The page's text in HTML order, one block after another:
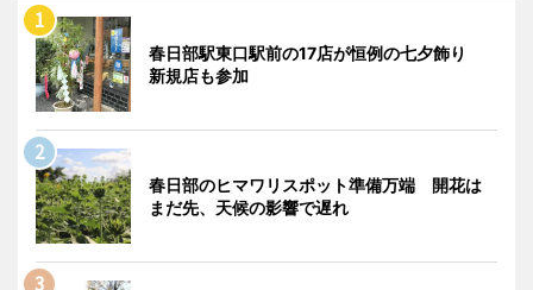
春日部駅東口駅前の17店が恒例の七夕飾り
新規店も参加
春日部のヒマワリスポット準備万端 開花は
まだ先、天候の影響で遅れ